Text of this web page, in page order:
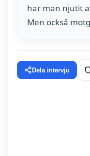
har man njutit
Men också
Dela intervju